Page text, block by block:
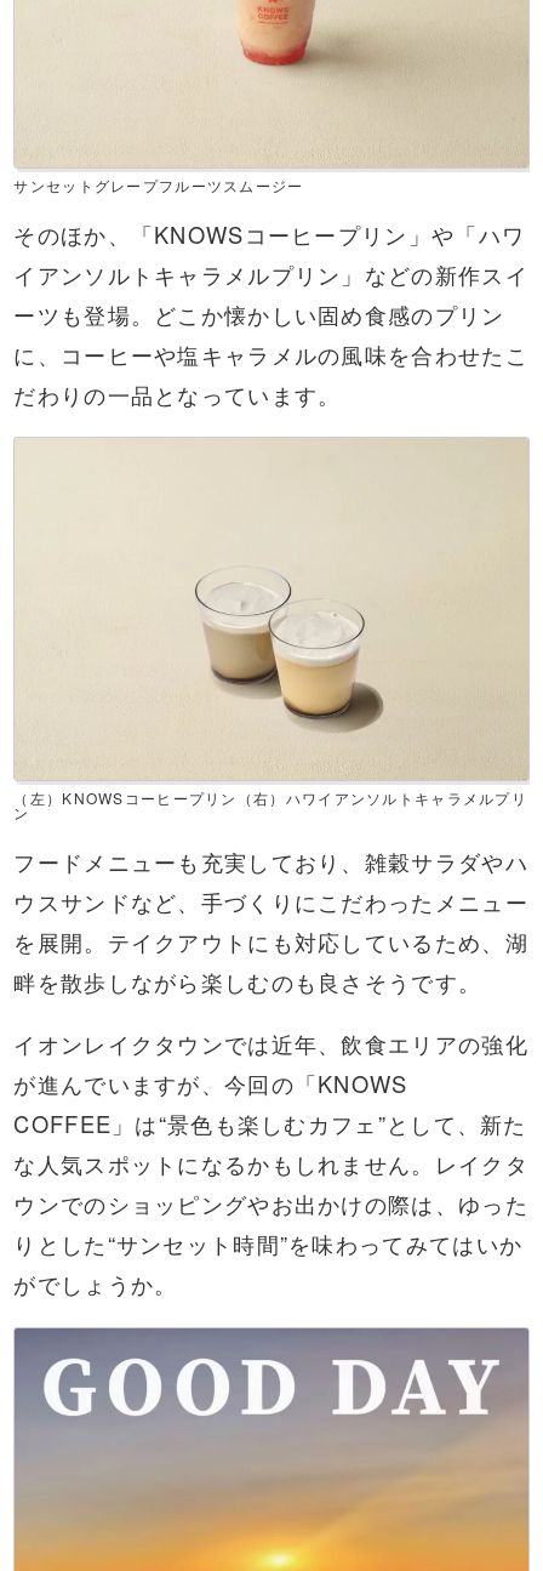
サンセットグレープフルーツスムージー
そのほか、「KNOWSコーヒープリン」や「ハワ
イアンソルトキャラメルプリン」などの新作スイ
ーツも登場。どこか懐かしい固め食感のプリン
に、コーヒーや塩キャラメルの風味を合わせたこ
だわりの一品となっています。
（左）KNOWSコーヒープリン（右）ハワイアンソルトキャラメルプリ
ン
フードメニューも充実しており、雑穀サラダやハ
ウスサンドなど、手づくりにこだわったメニュー
を展開。テイクアウトにも対応しているため、湖
畔を散歩しながら楽しむのも良さそうです。
イオンレイクタウンでは近年、飲食エリアの強化
が進んでいますが、今回の「KNOWS
COFFEE」は“景色も楽しむカフェ”として、新た
な人気スポットになるかもしれません。レイクタ
ウンでのショッピングやお出かけの際は、ゆった
りとした“サンセット時間”を味わってみてはいか
がでしょうか。